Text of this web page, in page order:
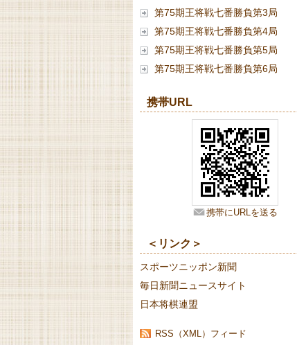
第75期王将戦七番勝負第3局
第75期王将戦七番勝負第4局
第75期王将戦七番勝負第5局
第75期王将戦七番勝負第6局
携帯URL
携帯にURLを送る
＜リンク＞
スポーツニッポン新聞
毎日新聞ニュースサイト
日本将棋連盟
RSS（XML）フィード